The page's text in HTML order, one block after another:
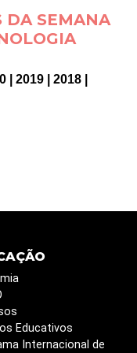
DA SEMANA
2019 2018
Educativos
Internacional de